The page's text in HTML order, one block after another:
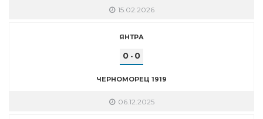
15.02.2026
ЯНТРА
0 - 0
ЧЕРНОМОРЕЦ 1919
06.12.2025